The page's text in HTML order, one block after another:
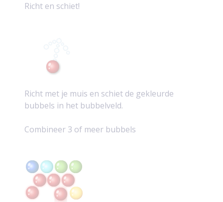
Richt en schiet!
Richt met je muis en schiet de gekleurde
bubbels in het bubbelveld.
Combineer 3 of meer bubbels